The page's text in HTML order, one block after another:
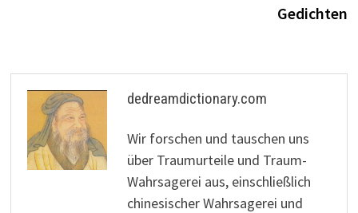
Gedichten
dedreamdictionary.com
Wir forschen und tauschen uns
über Traumurteile und Traum-
Wahrsagerei aus, einschließlich
chinesischer Wahrsagerei und